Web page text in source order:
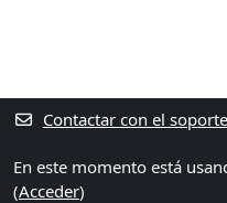
Contactar con el
En este momento está
(Acceder)